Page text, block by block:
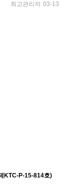
최고관리자 03-13
KTC-P-15-814호)